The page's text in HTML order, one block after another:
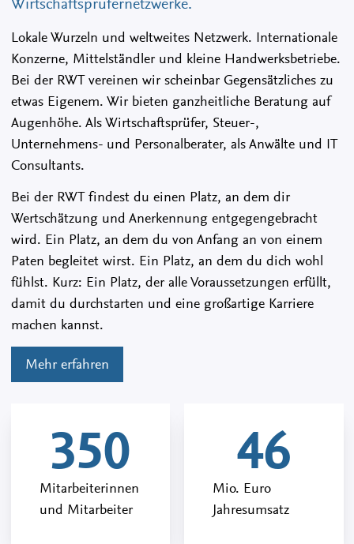
Wirtschaftsprüfernetzwerke.
Lokale Wurzeln und weltweites Netzwerk. Internationale
Konzerne, Mittelständler und kleine Handwerksbetriebe.
Bei der RWT vereinen wir scheinbar Gegensätzliches zu
etwas Eigenem. Wir bieten ganzheitliche Beratung auf
Augenhöhe. Als Wirtschaftsprüfer, Steuer-,
Unternehmens- und Personalberater, als Anwälte und IT
Consultants.
Bei der RWT findest du einen Platz, an dem dir
Wertschätzung und Anerkennung entgegengebracht
wird. Ein Platz, an dem du von Anfang an von einem
Paten begleitet wirst. Ein Platz, an dem du dich wohl
fühlst. Kurz: Ein Platz, der alle Voraussetzungen erfüllt,
damit du durchstarten und eine großartige Karriere
machen kannst.
Mehr erfahren
350
Mitarbeiterinnen
und Mitarbeiter
46
Mio. Euro
Jahresumsatz